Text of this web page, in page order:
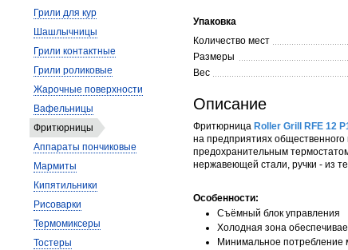
Упаковка
Количество мест
Размеры
Вес
Описание
Фритюрница Roller Grill RFE 12
на предприятиях
предохранительным
нержавеющей стали, ручки - из
Особенности:
Съёмный блок управления
Холодная зона
Минимальное потребление
Грили для кур
Шашлычницы
Грили контактные
Грили роликовые
Жарочные поверхности
Вафельницы
Фритюрницы
Аппараты пончиковые
Мармиты
Кипятильники
Рисоварки
Термомиксеры
Тостеры